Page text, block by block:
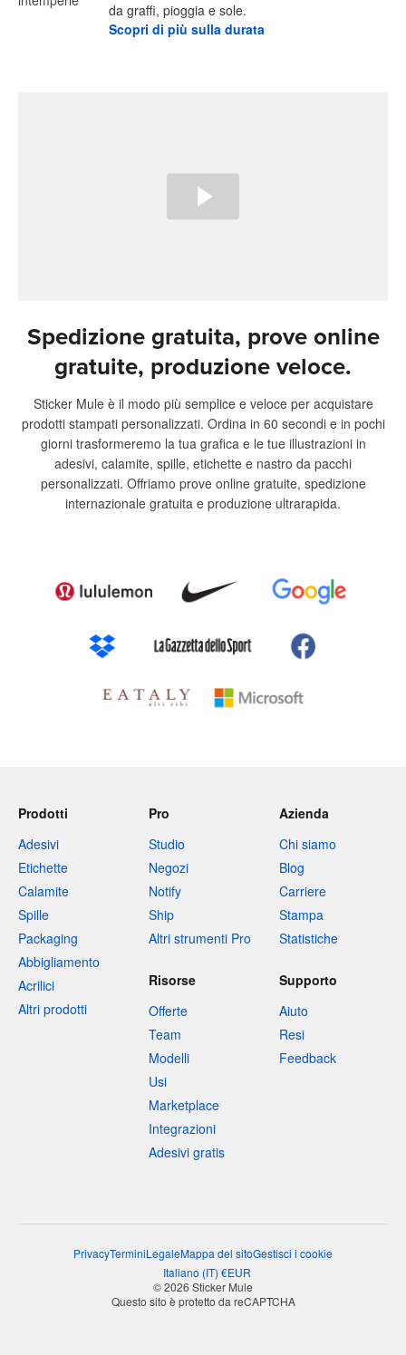
da graffi, pioggia e sole.
Scopri di più sulla durata
Spedizione gratuita, prove online
gratuite, produzione veloce.
Sticker Mule è il modo più semplice e veloce per acquistare
prodotti stampati personalizzati. Ordina in 60 secondi e in pochi
giorni trasformeremo la tua grafica e le tue illustrazioni in
adesivi, calamite, spille, etichette e nastro da pacchi
personalizzati. Offriamo prove online gratuite, spedizione
internazionale gratuita e produzione ultrarapida.
Prodotti
Adesivi
Etichette
Calamite
Spille
Packaging
Abbigliamento
Acrilici
Altri prodotti
Pro
Studio
Negozi
Notify
Ship
Altri strumenti Pro
Azienda
Chi siamo
Blog
Carriere
Stampa
Statistiche
Risorse
Offerte
Team
Modelli
Usi
Marketplace
Integrazioni
Adesivi gratis
Supporto
Aiuto
Resi
Feedback
PrivacyTerminiLegaleMappa del sitoGestisci i cookie
Italiano (IT) €EUR
© 2026 Sticker Mule
Questo sito è protetto da reCAPTCHA